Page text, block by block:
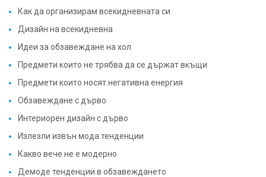
Как да организирам всекидневната си
Дизайн на всекидневна
Идеи за обзавеждане на хол
Предмети които не трябва да се държат вкъщи
Предмети които носят негативна енергия
Обзавеждане с дърво
Интериорен дизайн с дърво
Излезли извън мода тенденции
Какво вече не е модерно
Демоде тенденции в обзавеждането